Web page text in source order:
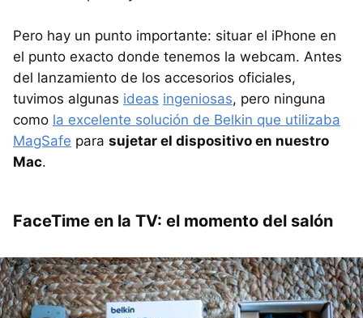
Pero hay un punto importante: situar el iPhone en
el punto exacto donde tenemos la webcam. Antes
del lanzamiento de los accesorios oficiales,
tuvimos algunas ideas ingeniosas, pero ninguna
como la excelente solución de Belkin que utilizaba
MagSafe para sujetar el dispositivo en nuestro
Mac.
FaceTime en la TV: el momento del salón